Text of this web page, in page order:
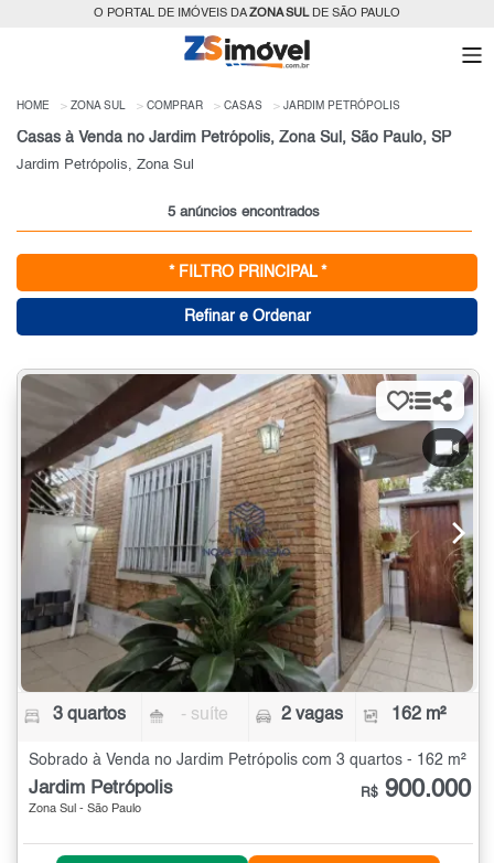
O PORTAL DE IMÓVEIS DAZONA SULDE SÃO PAULO
HOME ZONA SUL COMPRAR CASAS JARDIM PETRÓPOLIS
Casas à Venda no Jardim Petrópolis, Zona Sul, São Paulo, SP
Jardim Petrópolis, Zona Sul
5 anúncios encontrados
* FILTRO PRINCIPAL *
Refinar e Ordenar
3 quartos - suíte 2 vagas 162 m²
Sobrado à Venda no Jardim Petrópolis com 3 quartos - 162 m²
Jardim Petrópolis
Zona Sul - São Paulo
R$ 900.000